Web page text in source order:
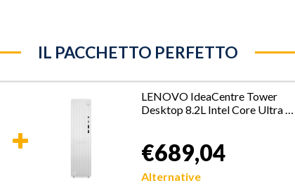
IL PACCHETTO PERFETTO
LENOVO IdeaCentre Tower
Desktop 8.2L Intel Core Ultra 5
€689,04
Alternative